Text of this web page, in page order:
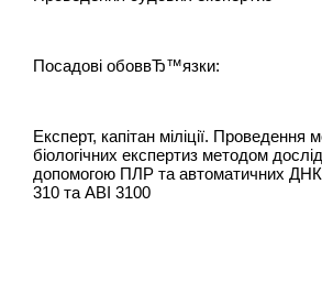
Посадові обоввЂ™язки:
Експерт, капітан міліції. Проведення
біологічних експертиз методом
допомогою ПЛР та автоматичних
310 та АВІ 3100